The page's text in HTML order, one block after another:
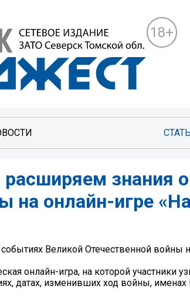
18+
знания
на онлайн-игре
Великой Отечественной войны
онлайн-игра, на которой участники
датах, изменивших ход войны, именах